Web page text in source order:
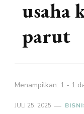
usaha
parut
Menampilkan: 1 - 1
JULI 25, 2025